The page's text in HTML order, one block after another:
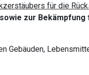
für die
zur
Gebäuden,